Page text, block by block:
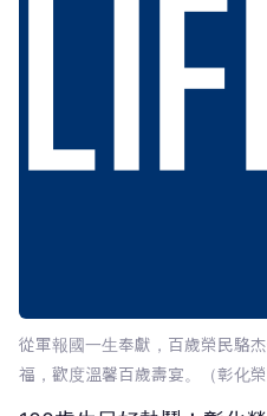
從軍報國一生奉獻，百歲榮民駱
福，歡度溫馨百歲壽宴。（彰化榮